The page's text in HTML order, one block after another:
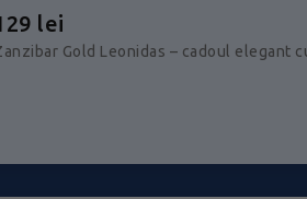
lei
Gold Leonidas – cadoul elegant